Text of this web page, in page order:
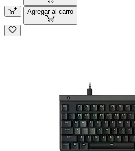
Agregar al carro